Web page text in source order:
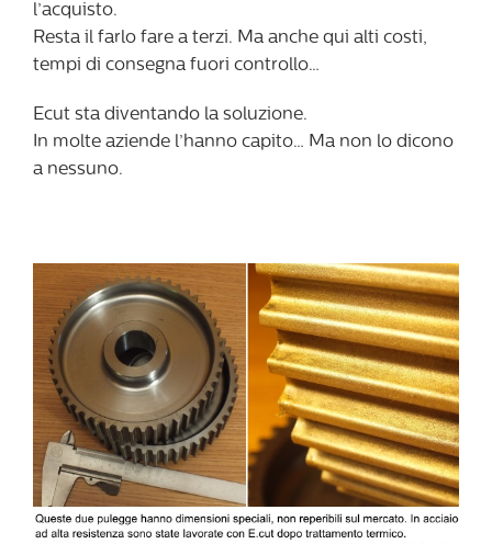
l’acquisto.
Resta il farlo fare a terzi. Ma anche qui alti costi,
tempi di consegna fuori controllo…
Ecut sta diventando la soluzione.
In molte aziende l’hanno capito… Ma non lo dicono
a nessuno.